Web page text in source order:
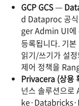
GCP GCS —
d Dataproc 공
ger Admin UI에
등록됩니다. 기
읽기/쓰기가 설
제어 정책을
Privacera (상용
넌스 솔루션으